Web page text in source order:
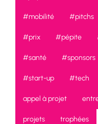
#mobilité #pitchs
#prix #pépite
#santé #sponsors
#start-up #tech
appel à projet
projets trophées